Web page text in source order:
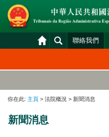
聯絡我們
法院概況
案件分發及排期
你在此: 主頁 > 法院概況 > 新聞消息
新聞消息